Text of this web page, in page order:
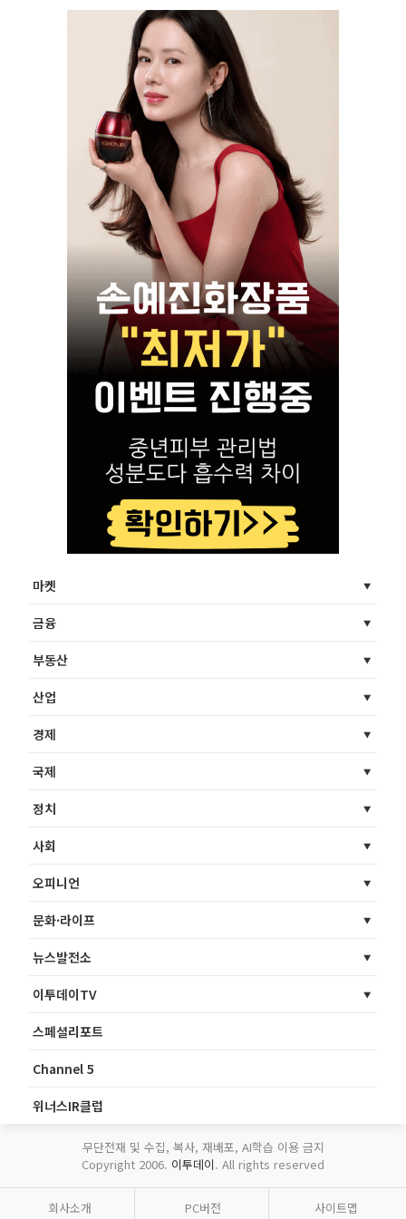
마켓
금융
부동산
산업
경제
국제
정치
사회
오피니언
문화·라이프
뉴스발전소
이투데이TV
스페셜리포트
Channel 5
위너스IR클럽
무단전재 및 수집, 복사, 재배포, AI학습 이용 금지
Copyright 2006. 이투데이. All rights reserved
회사소개 PC버전 사이트맵